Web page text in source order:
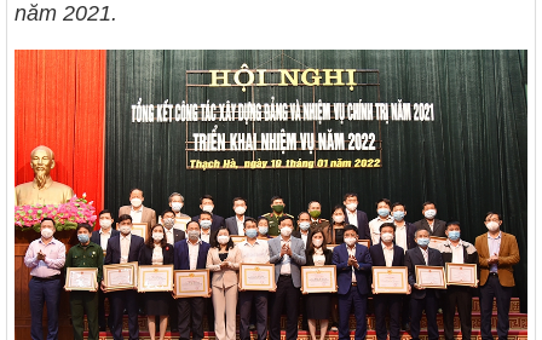
năm 2021.